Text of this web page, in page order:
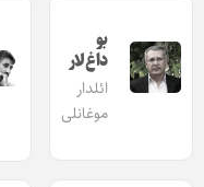
بو
داغ‌لار
ائلدار
موغانلی